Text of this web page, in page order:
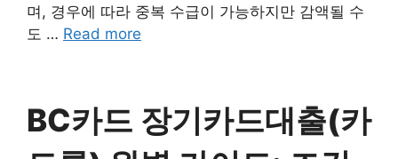
며, 경우에 따라 중복 수급이 가능하지만 감액될 수
도 … Read more
BC카드 장기카드대출(카